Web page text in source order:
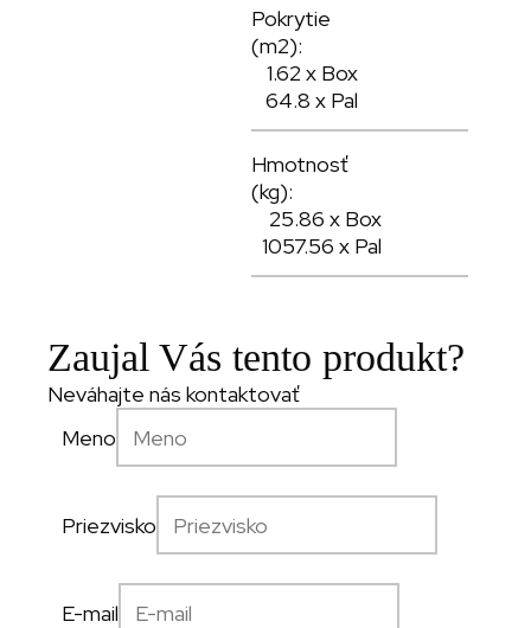
Pokrytie
(m2):
1.62 x Box
64.8 x Pal
Hmotnosť
(kg):
25.86 x Box
1057.56 x Pal
Zaujal Vás tento produkt?
Neváhajte nás kontaktovať
Meno
Priezvisko
E-mail